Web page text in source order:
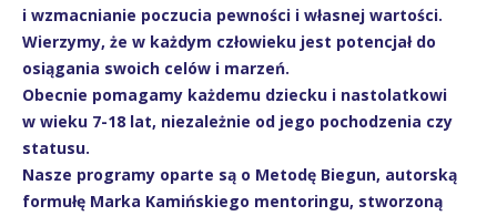
i wzmacnianie poczucia pewności i własnej wartości.
Wierzymy, że w każdym człowieku jest potencjał do
osiągania swoich celów i marzeń.
Obecnie pomagamy każdemu dziecku i nastolatkowi
w wieku 7-18 lat, niezależnie od jego pochodzenia czy
statusu.
Nasze programy oparte są o Metodę Biegun, autorską
formułę Marka Kamińskiego mentoringu, stworzoną